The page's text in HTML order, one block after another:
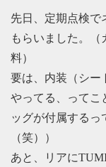
先日、定期点検で
もらいました。
料）
要は、内装（シー
やってる、ってこ
ッグが付属するっ
（笑））
あと、リアに